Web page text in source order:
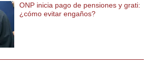
ONP inicia pago de pensiones y grati:
¿cómo evitar engaños?